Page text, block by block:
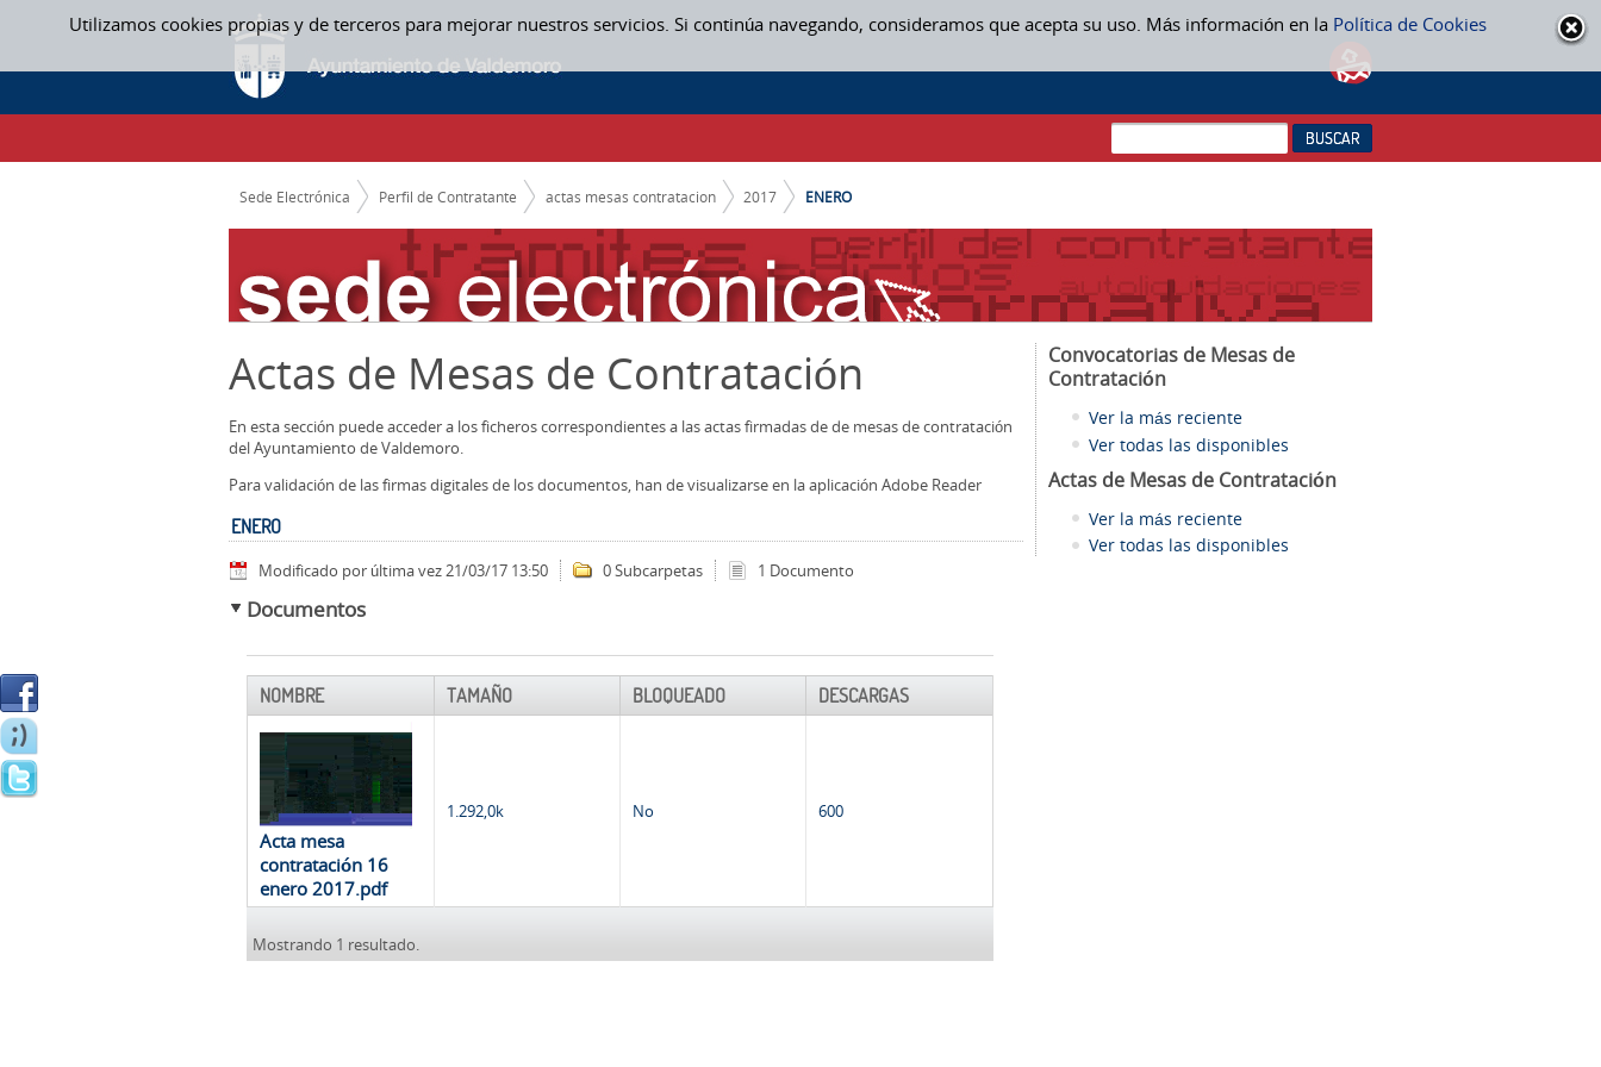
Utilizamos cookies propias y de terceros para mejorar nuestros servicios. Si continúa navegando, consideramos que acepta su uso. Más información en la Política de Cookies
Saltar al contenido
ENERO - ACTAS MESAS CONTRATACION
CAMINO DE MIGAS
Sede Electrónica Perfil de Contratante actas mesas contratacion 2017 ENERO
Actas de Mesas de Contratación
En esta sección puede acceder a los ficheros correspondientes a las actas firmadas de de mesas de contratación
del Ayuntamiento de Valdemoro.
Para validación de las firmas digitales de los documentos, han de visualizarse en la aplicación Adobe Reader
ENERO
Modificado por última vez 21/03/17 13:50 0 Subcarpetas 1 Documento
Documentos
NOMBRE TAMAÑO BLOQUEADO DESCARGAS
Acta mesa
contratación 16
enero 2017.pdf
1.292,0k No 600
Mostrando 1 resultado.
Convocatorias de Mesas de
Contratación
Ver la más reciente
Ver todas las disponibles
Actas de Mesas de Contratación
Ver la más reciente
Ver todas las disponibles